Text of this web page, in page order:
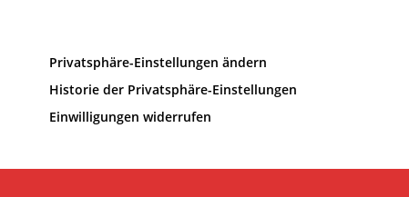
Privatsphäre-Einstellungen ändern
Historie der Privatsphäre-Einstellungen
Einwilligungen widerrufen